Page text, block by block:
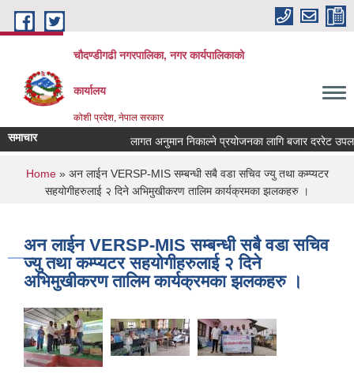
Skip to main content
चौदण्डीगढी नगरपालिका, नगर कार्यपालिकाको
कार्यालय
कोशी प्रदेश, नेपाल सरकार
समाचार लागत अनुमान निकाल्ने प्रयोजनका लागि बजार दररेट उपलब्ध
खोपकर्ता (भ्याक्सिनेटर) आवश्यकता सम्वन्धी सूचना।
You are here
Home» अन लाईन VERSP-MIS सम्बन्धी सबै वडा सचिव ज्यु तथा कम्प्यटर
सहयोगीहरुलाई २ दिने अभिमुखीकरण तालिम कार्यक्रमका झलकहरु ।
अन लाईन VERSP-MIS सम्बन्धी सबै वडा सचिव
ज्यु तथा कम्प्यटर सहयोगीहरुलाई २ दिने
अभिमुखीकरण तालिम कार्यक्रमका झलकहरु ।